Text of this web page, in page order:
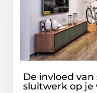
De invloed
sluitwerk op je